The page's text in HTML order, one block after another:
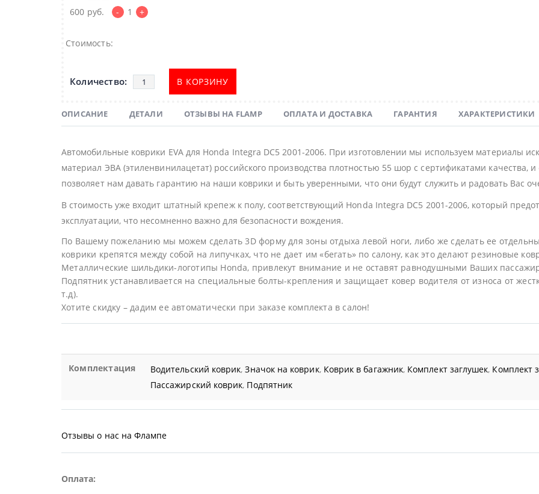
600 руб. - 1 +
Стоимость:
В КОРЗИНУ
ОПИСАНИЕ ДЕТАЛИ ОТЗЫВЫ НА FLAMP ОПЛАТА И ДОСТАВКА ГАРАНТИЯ ХАРАКТЕРИСТИКИ
Автомобильные коврики EVA для Honda Integra DC5 2001-2006. При изготовлении мы используем материалы
материал ЭВА (этиленвинилацетат) российского производства плотностью 55 шор с сертификатами качества,
позволяет нам давать гарантию на наши коврики и быть уверенными, что они будут служить и радовать Вас
В стоимость уже входит штатный крепеж к полу, соответствующий Honda Integra DC5 2001-2006, который
эксплуатации, что несомненно важно для безопасности вождения.
По Вашему пожеланию мы можем сделать 3D форму для зоны отдыха левой ноги, либо же сделать ее
коврики крепятся между собой на липучках, что не дает им «бегать» по салону, как это делают резиновые
Металлические шильдики-логотипы Honda, привлекут внимание и не оставят равнодушными Ваших
Подпятник устанавливается на специальные болты-крепления и защищает ковер водителя от износа от
т.д).
Хотите скидку – дадим ее автоматически при заказе комплекта в салон!
Комплектация Водительский коврик,Значок на коврик, Коврик в багажник, Комплект заглушек, Комплект
Пассажирский коврик, Подпятник
Отзывы о нас на Флампе
Оплата: